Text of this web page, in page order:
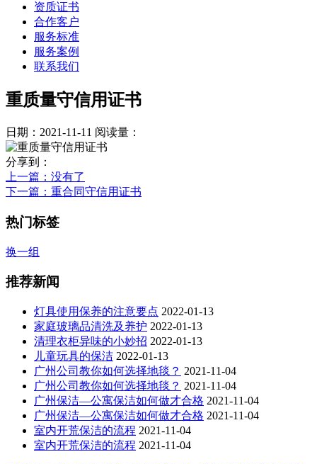
资质证书
合作客户
服务标准
服务案例
联系我们
重质量守信用证书
日期：2021-11-11 阅读量：
分享到：
上一篇 ：没有了
下一篇 ：重合同守信用证书
热门标签
换一组
推荐新闻
灯具使用保养的注意要点 2022-01-13
家庭玻璃品清洗及养护 2022-01-13
清理衣柜异味的小妙招 2022-01-13
儿童玩具的保洁 2022-01-13
广州公司教你如何选择地毯？ 2021-11-04
广州公司教你如何选择地毯？ 2021-11-04
广州保洁—公寓保洁如何做才合格 2021-11-04
广州保洁—公寓保洁如何做才合格 2021-11-04
室内开荒保洁的流程 2021-11-04
室内开荒保洁的流程 2021-11-04